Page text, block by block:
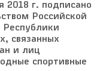
г. подписано
Российской
связанных
и лиц
спортивные